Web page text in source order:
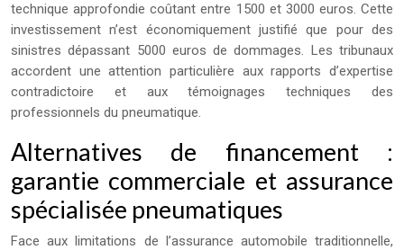
technique approfondie coûtant entre 1500 et 3000 euros. Cette
investissement n’est économiquement justifié que pour des
sinistres dépassant 5000 euros de dommages. Les tribunaux
accordent une attention particulière aux rapports d’expertise
contradictoire et aux témoignages techniques des
professionnels du pneumatique.
Alternatives de financement :
garantie commerciale et assurance
spécialisée pneumatiques
Face aux limitations de l’assurance automobile traditionnelle,